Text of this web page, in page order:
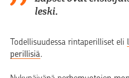
leski.
Todellisuudessa rintaperilliset eli
perillisiä.